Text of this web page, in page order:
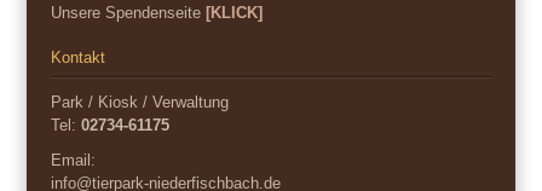
Unsere Spendenseite[KLICK]
Kontakt
Park / Kiosk / Verwaltung
Tel:02734-61175
Email:
info@tierpark-niederfischbach.de